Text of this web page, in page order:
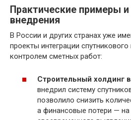
Практические примеры
внедрения
В России и других странах уже
проекты интеграции
контролем сметных работ:
Строительный холдинг
внедрил систему
позволило снизить
а финансовые потери — на